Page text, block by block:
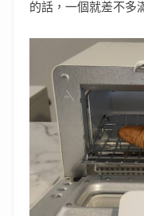
的話，一個就差不多